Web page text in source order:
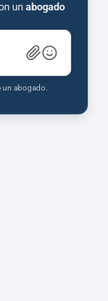
un abogado
un abogado.